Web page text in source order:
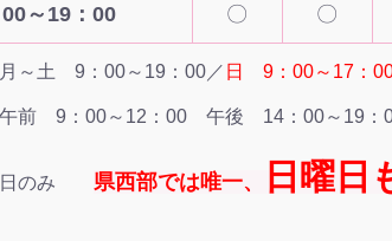
～19：00 〇 〇
月～土 9：00～19：00／ 日 9：00～17：
午前 9：00～12：00 午後 14：00～19：
日のみ 県西部では唯一、 日曜日